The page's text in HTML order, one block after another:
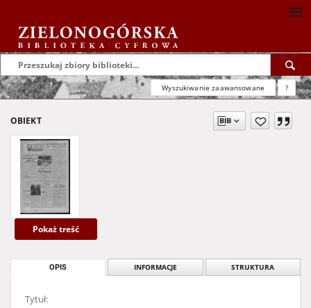
Wyszukiwanie zaawansowane ?
OBIEKT
Pokaż treść
OPIS INFORMACJE STRUKTURA
Tytuł: